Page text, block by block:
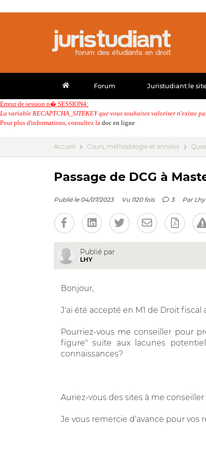
Forum Juristudiant le
Erreur de session n� SESSION4:
La variable RECAPTCHA_SITEKEY que vous souhaitez valoriser n'existe
Pour plus d'informations, consultez la doc en ligne
Accueil Cours, méthodologie et annales
Passage de DCG à
Publié le 04/07/2023 Vu 1120 fois 3 Par Lhy
Publié par
LHY
Bonjour,
J'ai été accepté en M1 de Droit fiscal
Pourriez-vous me conseiller pour
figure" suite aux lacunes
connaissances?
Auriez-vous des sites à me
Je vous remercie d'avance pour vos